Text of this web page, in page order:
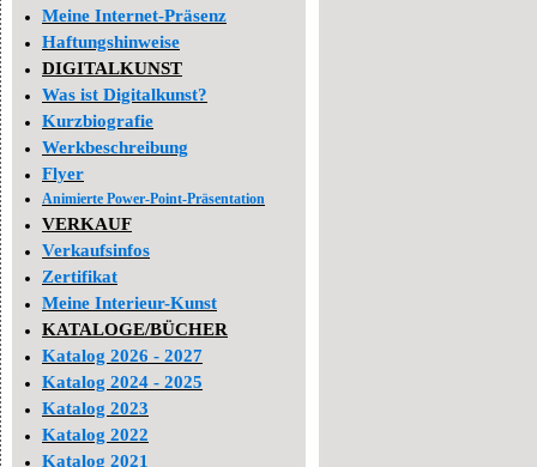
Meine Internet-Präsenz
Haftungshinweise
DIGITALKUNST
Was ist Digitalkunst?
Kurzbiografie
Werkbeschreibung
Flyer
Animierte Power-Point-Präsentation
VERKAUF
Verkaufsinfos
Zertifikat
Meine Interieur-Kunst
KATALOGE/BÜCHER
Katalog 2026 - 2027
Katalog 2024 - 2025
Katalog 2023
Katalog 2022
Katalog 2021